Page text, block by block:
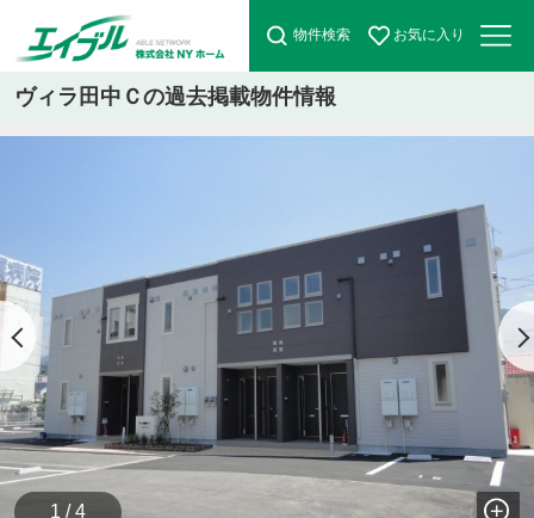
物件検索 お気に入り
ヴィラ田中Ｃの過去掲載物件情報
1 / 4